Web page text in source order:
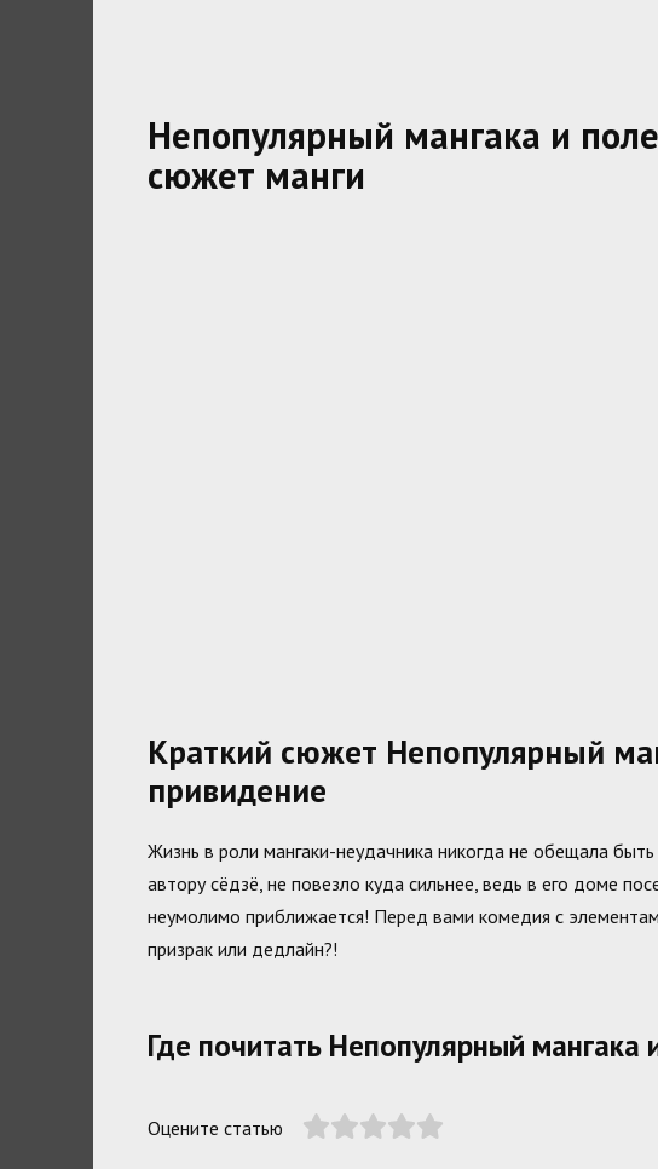
Непопулярный мангака и
сюжет манги
Краткий сюжет Непопулярный
привидение
Жизнь в роли мангаки-неудачника никогда не обещала
автору сёдзё, не повезло куда сильнее, ведь в его доме
неумолимо приближается! Перед вами комедия с
призрак или дедлайн?!
Где почитать Непопулярный мангака
Оцените статью